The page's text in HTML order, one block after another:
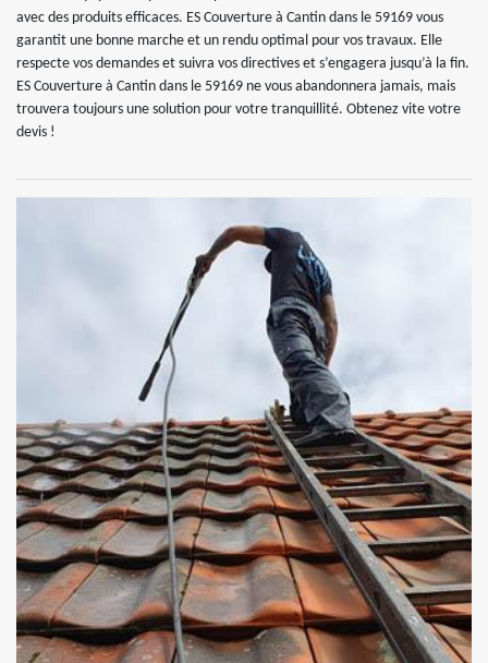
avec des produits efficaces. ES Couverture à Cantin dans le 59169 vous
garantit une bonne marche et un rendu optimal pour vos travaux. Elle
respecte vos demandes et suivra vos directives et s’engagera jusqu’à la fin.
ES Couverture à Cantin dans le 59169 ne vous abandonnera jamais, mais
trouvera toujours une solution pour votre tranquillité. Obtenez vite votre
devis !